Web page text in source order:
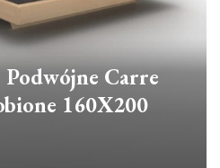
Carre
160X200